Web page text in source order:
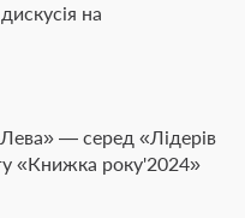
на
— серед «Лідерів
«Книжка року'2024»